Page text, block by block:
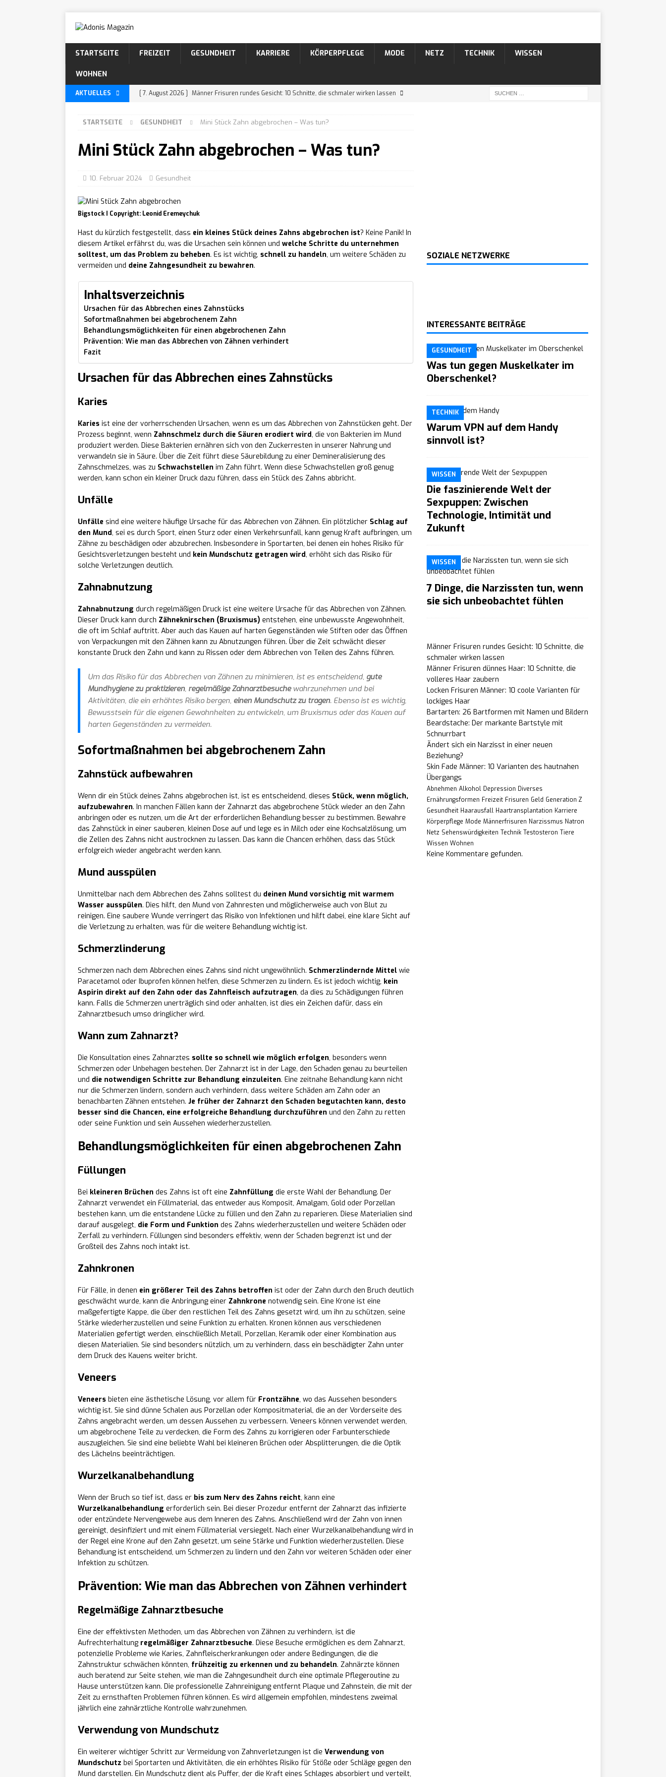
STARTSEITE FREIZEIT GESUNDHEIT KARRIERE KÖRPERPFLEGE MODE NETZ TECHNIK WISSEN
WOHNEN
AKTUELLES [ 7. August 2026 ] Männer Frisuren rundes Gesicht: 10 Schnitte, die schmaler wirken lassen
[ 5. August 2026 ] Männer Frisuren dünnes Haar: 10 Schnitte, die volleres Haar zaubern
WISSEN
Locken Frisuren Männer: 10 coole Varianten für lockiges Haar
KÖRPERPFLEGE
[ 29. Juli 2026 ] Beardstache: Der markante Bartstyle mit Schnurrbart
STARTSEITE GESUNDHEIT Mini Stück Zahn abgebrochen – Was tun?
Mini Stück Zahn abgebrochen – Was tun?
10. Februar 2024 Gesundheit
Bigstock I Copyright: Leonid Eremeychuk
Hast du kürzlich festgestellt, dass ein kleines Stück deines Zahns abgebrochen ist? Keine Panik! In
diesem Artikel erfährst du, was die Ursachen sein können und welche Schritte du unternehmen
solltest, um das Problem zu beheben. Es ist wichtig, schnell zu handeln, um weitere Schäden zu
vermeiden und deine Zahngesundheit zu bewahren.
Inhaltsverzeichnis
Ursachen für das Abbrechen eines Zahnstücks
Sofortmaßnahmen bei abgebrochenem Zahn
Behandlungsmöglichkeiten für einen abgebrochenen Zahn
Prävention: Wie man das Abbrechen von Zähnen verhindert
Fazit
Ursachen für das Abbrechen eines Zahnstücks
Karies
Karies ist eine der vorherrschenden Ursachen, wenn es um das Abbrechen von Zahnstücken geht. Der
Prozess beginnt, wenn Zahnschmelz durch die Säuren erodiert wird, die von Bakterien im Mund
produziert werden. Diese Bakterien ernähren sich von den Zuckerresten in unserer Nahrung und
verwandeln sie in Säure. Über die Zeit führt diese Säurebildung zu einer Demineralisierung des
Zahnschmelzes, was zu Schwachstellen im Zahn führt. Wenn diese Schwachstellen groß genug
werden, kann schon ein kleiner Druck dazu führen, dass ein Stück des Zahns abbricht.
Unfälle
Unfälle sind eine weitere häufige Ursache für das Abbrechen von Zähnen. Ein plötzlicher Schlag auf
den Mund, sei es durch Sport, einen Sturz oder einen Verkehrsunfall, kann genug Kraft aufbringen, um
Zähne zu beschädigen oder abzubrechen. Insbesondere in Sportarten, bei denen ein hohes Risiko für
Gesichtsverletzungen besteht und kein Mundschutz getragen wird, erhöht sich das Risiko für
solche Verletzungen deutlich.
Zahnabnutzung
Zahnabnutzung durch regelmäßigen Druck ist eine weitere Ursache für das Abbrechen von Zähnen.
Dieser Druck kann durch Zähneknirschen (Bruxismus) entstehen, eine unbewusste Angewohnheit,
die oft im Schlaf auftritt. Aber auch das Kauen auf harten Gegenständen wie Stiften oder das Öffnen
von Verpackungen mit den Zähnen kann zu Abnutzungen führen. Über die Zeit schwächt dieser
konstante Druck den Zahn und kann zu Rissen oder dem Abbrechen von Teilen des Zahns führen.
Um das Risiko für das Abbrechen von Zähnen zu minimieren, ist es entscheidend, gute
Mundhygiene zu praktizieren, regelmäßige Zahnarztbesuchewahrzunehmen und bei
Aktivitäten, die ein erhöhtes Risiko bergen, einen Mundschutz zu tragen. Ebenso ist es wichtig,
Bewusstsein für die eigenen Gewohnheiten zu entwickeln, um Bruxismus oder das Kauen auf
harten Gegenständen zu vermeiden.
Sofortmaßnahmen bei abgebrochenem Zahn
Zahnstück aufbewahren
Wenn dir ein Stück deines Zahns abgebrochen ist, ist es entscheidend, dieses Stück, wenn möglich,
aufzubewahren. In manchen Fällen kann der Zahnarzt das abgebrochene Stück wieder an den Zahn
anbringen oder es nutzen, um die Art der erforderlichen Behandlung besser zu bestimmen. Bewahre
das Zahnstück in einer sauberen, kleinen Dose auf und lege es in Milch oder eine Kochsalzlösung, um
die Zellen des Zahns nicht austrocknen zu lassen. Das kann die Chancen erhöhen, dass das Stück
erfolgreich wieder angebracht werden kann.
Mund ausspülen
Unmittelbar nach dem Abbrechen des Zahns solltest du deinen Mund vorsichtig mit warmem
Wasser ausspülen. Dies hilft, den Mund von Zahnresten und möglicherweise auch von Blut zu
reinigen. Eine saubere Wunde verringert das Risiko von Infektionen und hilft dabei, eine klare Sicht auf
die Verletzung zu erhalten, was für die weitere Behandlung wichtig ist.
Schmerzlinderung
Schmerzen nach dem Abbrechen eines Zahns sind nicht ungewöhnlich. Schmerzlindernde Mittel wie
Paracetamol oder Ibuprofen können helfen, diese Schmerzen zu lindern. Es ist jedoch wichtig, kein
Aspirin direkt auf den Zahn oder das Zahnfleisch aufzutragen, da dies zu Schädigungen führen
kann. Falls die Schmerzen unerträglich sind oder anhalten, ist dies ein Zeichen dafür, dass ein
Zahnarztbesuch umso dringlicher wird.
Wann zum Zahnarzt?
Die Konsultation eines Zahnarztes sollte so schnell wie möglich erfolgen, besonders wenn
Schmerzen oder Unbehagen bestehen. Der Zahnarzt ist in der Lage, den Schaden genau zu beurteilen
und die notwendigen Schritte zur Behandlung einzuleiten. Eine zeitnahe Behandlung kann nicht
nur die Schmerzen lindern, sondern auch verhindern, dass weitere Schäden am Zahn oder an
benachbarten Zähnen entstehen. Je früher der Zahnarzt den Schaden begutachten kann, desto
besser sind die Chancen, eine erfolgreiche Behandlung durchzuführen und den Zahn zu retten
oder seine Funktion und sein Aussehen wiederherzustellen.
Behandlungsmöglichkeiten für einen abgebrochenen Zahn
Füllungen
Bei kleineren Brüchen des Zahns ist oft eine Zahnfüllung die erste Wahl der Behandlung. Der
Zahnarzt verwendet ein Füllmaterial, das entweder aus Komposit, Amalgam, Gold oder Porzellan
bestehen kann, um die entstandene Lücke zu füllen und den Zahn zu reparieren. Diese Materialien sind
darauf ausgelegt, die Form und Funktion des Zahns wiederherzustellen und weitere Schäden oder
Zerfall zu verhindern. Füllungen sind besonders effektiv, wenn der Schaden begrenzt ist und der
Großteil des Zahns noch intakt ist.
Zahnkronen
Für Fälle, in denen ein größerer Teil des Zahns betroffen ist oder der Zahn durch den Bruch deutlich
geschwächt wurde, kann die Anbringung einer Zahnkrone notwendig sein. Eine Krone ist eine
maßgefertigte Kappe, die über den restlichen Teil des Zahns gesetzt wird, um ihn zu schützen, seine
Stärke wiederherzustellen und seine Funktion zu erhalten. Kronen können aus verschiedenen
Materialien gefertigt werden, einschließlich Metall, Porzellan, Keramik oder einer Kombination aus
diesen Materialien. Sie sind besonders nützlich, um zu verhindern, dass ein beschädigter Zahn unter
dem Druck des Kauens weiter bricht.
Veneers
Veneers bieten eine ästhetische Lösung, vor allem für Frontzähne, wo das Aussehen besonders
wichtig ist. Sie sind dünne Schalen aus Porzellan oder Kompositmaterial, die an der Vorderseite des
Zahns angebracht werden, um dessen Aussehen zu verbessern. Veneers können verwendet werden,
um abgebrochene Teile zu verdecken, die Form des Zahns zu korrigieren oder Farbunterschiede
auszugleichen. Sie sind eine beliebte Wahl bei kleineren Brüchen oder Absplitterungen, die die Optik
des Lächelns beeinträchtigen.
Wurzelkanalbehandlung
Wenn der Bruch so tief ist, dass er bis zum Nerv des Zahns reicht, kann eine
Wurzelkanalbehandlung erforderlich sein. Bei dieser Prozedur entfernt der Zahnarzt das infizierte
oder entzündete Nervengewebe aus dem Inneren des Zahns. Anschließend wird der Zahn von innen
gereinigt, desinfiziert und mit einem Füllmaterial versiegelt. Nach einer Wurzelkanalbehandlung wird in
der Regel eine Krone auf den Zahn gesetzt, um seine Stärke und Funktion wiederherzustellen. Diese
Behandlung ist entscheidend, um Schmerzen zu lindern und den Zahn vor weiteren Schäden oder einer
Infektion zu schützen.
Prävention: Wie man das Abbrechen von Zähnen verhindert
Regelmäßige Zahnarztbesuche
Eine der effektivsten Methoden, um das Abbrechen von Zähnen zu verhindern, ist die
Aufrechterhaltung regelmäßiger Zahnarztbesuche. Diese Besuche ermöglichen es dem Zahnarzt,
potenzielle Probleme wie Karies, Zahnfleischerkrankungen oder andere Bedingungen, die die
Zahnstruktur schwächen könnten, frühzeitig zu erkennen und zu behandeln. Zahnärzte können
auch beratend zur Seite stehen, wie man die Zahngesundheit durch eine optimale Pflegeroutine zu
Hause unterstützen kann. Die professionelle Zahnreinigung entfernt Plaque und Zahnstein, die mit der
Zeit zu ernsthaften Problemen führen können. Es wird allgemein empfohlen, mindestens zweimal
jährlich eine zahnärztliche Kontrolle wahrzunehmen.
Verwendung von Mundschutz
Ein weiterer wichtiger Schritt zur Vermeidung von Zahnverletzungen ist die Verwendung von
Mundschutz bei Sportarten und Aktivitäten, die ein erhöhtes Risiko für Stöße oder Schläge gegen den
Mund darstellen. Ein Mundschutz dient als Puffer, der die Kraft eines Schlages absorbiert und verteilt,
SOZIALE NETZWERKE
INTERESSANTE BEITRÄGE
GESUNDHEIT
Was tun gegen Muskelkater im
Oberschenkel?
TECHNIK
Warum VPN auf dem Handy
sinnvoll ist?
WISSEN
Die faszinierende Welt der
Sexpuppen: Zwischen
Technologie, Intimität und
Zukunft
WISSEN
7 Dinge, die Narzissten tun, wenn
sie sich unbeobachtet fühlen
Männer Frisuren rundes Gesicht: 10 Schnitte, die
schmaler wirken lassen
Männer Frisuren dünnes Haar: 10 Schnitte, die
volleres Haar zaubern
Locken Frisuren Männer: 10 coole Varianten für
lockiges Haar
Bartarten: 26 Bartformen mit Namen und Bildern
Beardstache: Der markante Bartstyle mit
Schnurrbart
Ändert sich ein Narzisst in einer neuen
Beziehung?
Skin Fade Männer: 10 Varianten des hautnahen
Übergangs
Abnehmen Alkohol Depression Diverses
Ernährungsformen Freizeit Frisuren Geld Generation Z
Gesundheit Haarausfall Haartransplantation Karriere
Körperpflege Mode Männerfrisuren Narzissmus Natron
Netz Sehenswürdigkeiten Technik Testosteron Tiere
Wissen Wohnen
Keine Kommentare gefunden.